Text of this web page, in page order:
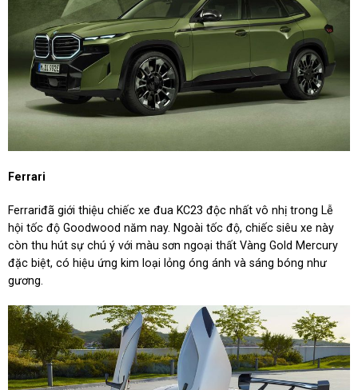
Ferrari
Ferrariđã giới thiệu chiếc xe đua KC23 độc nhất vô nhị trong Lễ
hội tốc độ Goodwood năm nay. Ngoài tốc độ, chiếc siêu xe này
còn thu hút sự chú ý với màu sơn ngoại thất Vàng Gold Mercury
đặc biệt, có hiệu ứng kim loại lỏng óng ánh và sáng bóng như
gương.